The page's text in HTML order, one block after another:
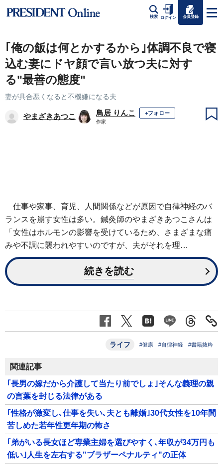
検索 ログイン 会員登録
｢俺の飯は何とかするから｣体調不良で寝
込む妻にドヤ顔で言い放つ夫に対す
る"最善の態度"
妻が具合悪くなると不機嫌になる夫
やまざきあつこ 鳥居 りんこ +フォロー
作家
仕事や家事、育児、人間関係などが原因で自律神経のバ
ランスを崩す女性は多い。鍼灸師のやまざきあつこさんは
「女性はホルモンの影響を受けているため、さまざまな痛
みや不調に襲われやすいのですが、夫がそれを理…
続きを読む
ライフ #健康 #自律神経 #書籍抜粋
関連記事
｢長男の嫁だから介護して当たり前でしょ｣そんな義理の親
の言葉を封じる法律がある
｢性格が激変し､仕事を失い､夫とも離婚｣30代女性を10年間
苦しめた若年性更年期の怖さ
｢弟がいる長女ほど専業主婦を選びやすく､年収が34万円も
低い｣人生を左右する"ブラザーペナルティ"の正体